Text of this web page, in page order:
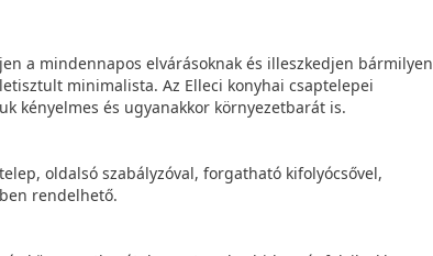
a mindennapos elvárásoknak és illeszkedjen bármilyen
minimalista. Az Elleci konyhai csaptelepei
kényelmes és ugyanakkor környezetbarát is.
oldalsó szabályzóval, forgatható kifolyócsővel,
rendelhető.